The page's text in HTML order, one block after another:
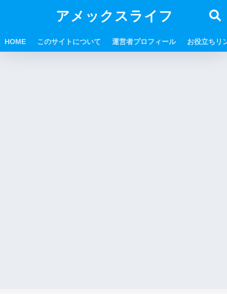
アメックスライフ
HOME このサイトについて 運営者プロフィール お役立ちリ